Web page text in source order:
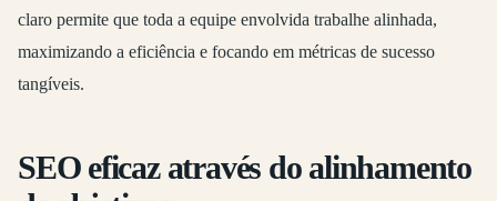
claro permite que toda a equipe envolvida trabalhe alinhada,
maximizando a eficiência e focando em métricas de sucesso
tangíveis.
SEO eficaz através do alinhamento